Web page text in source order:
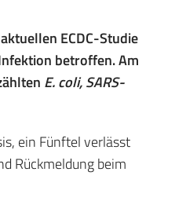
ECDC-Studie
betroffen. Am
E. coli, SARS-
ein Fünftel verlässt
Rückmeldung beim